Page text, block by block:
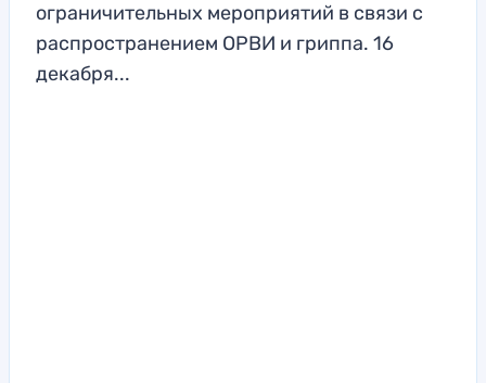
ограничительных мероприятий в связи с
распространением ОРВИ и гриппа. 16
декабря...